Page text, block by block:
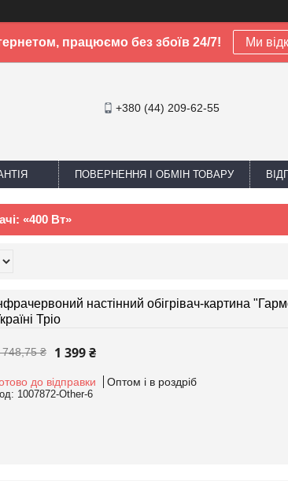
працюємо без збоїв 24/7! Ми
+380 (44) 209-62-55
ПОВЕРНЕННЯ І ОБМІН ТОВАРУ
«400 Вт»
настінний обігрівач-картина
Тріо
748,75 ₴ 1 399 ₴
до відправки Оптом і в роздріб
1007872-Other-6